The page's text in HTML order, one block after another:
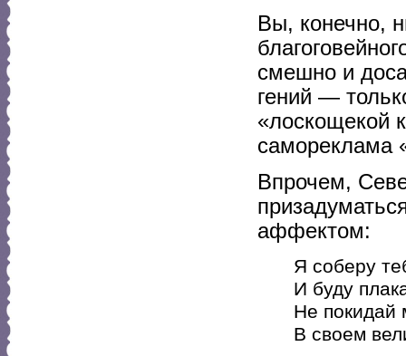
Вы, конечно,
смешно и
гений —
«лоскощекой
самореклама
Впрочем,
аффектом:
Я соберу
И буду
Не покидай
В своем